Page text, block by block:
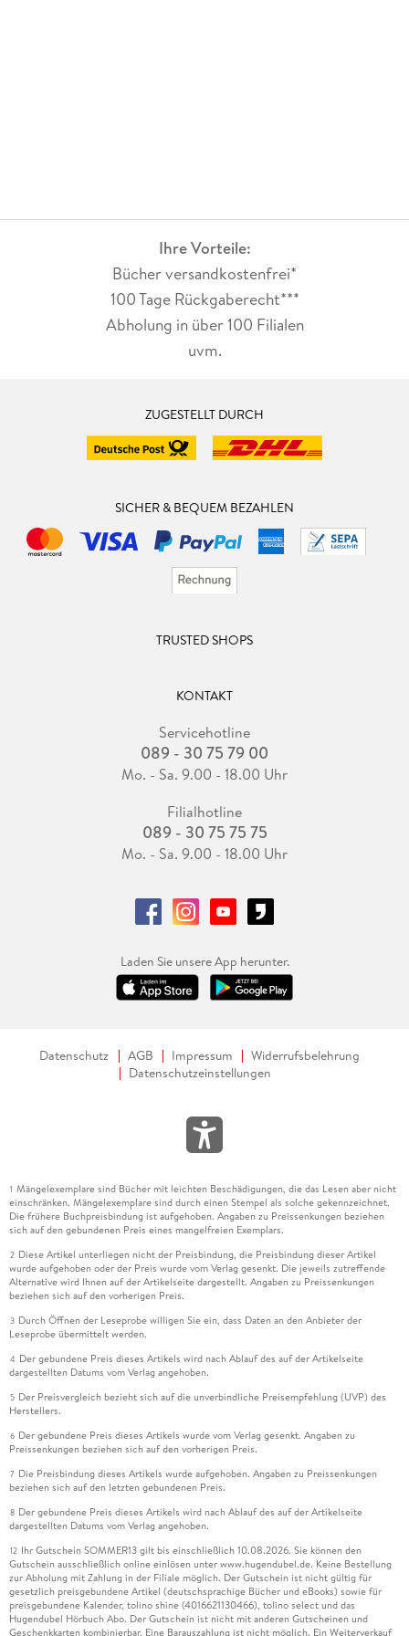
Ihre Vorteile:
Bücher versandkostenfrei*
100 Tage Rückgaberecht***
Abholung in über 100 Filialen
uvm.
ZUGESTELLT DURCH
SICHER & BEQUEM BEZAHLEN
TRUSTED SHOPS
KONTAKT
Servicehotline
089 - 30 75 79 00
Mo. - Sa. 9.00 - 18.00 Uhr
Filialhotline
089 - 30 75 75 75
Mo. - Sa. 9.00 - 18.00 Uhr
Laden Sie unsere App herunter.
Datenschutz AGB Impressum
Widerrufsbelehrung
Datenschutzeinstellungen
1 Mängelexemplare sind Bücher mit leichten Beschädigungen, die das Lesen aber nicht
einschränken. Mängelexemplare sind durch einen Stempel als solche gekennzeichnet.
Die frühere Buchpreisbindung ist aufgehoben. Angaben zu Preissenkungen beziehen
sich auf den gebundenen Preis eines mangelfreien Exemplars.
2 Diese Artikel unterliegen nicht der Preisbindung, die Preisbindung dieser Artikel
wurde aufgehoben oder der Preis wurde vom Verlag gesenkt. Die jeweils zutreffende
Alternative wird Ihnen auf der Artikelseite dargestellt. Angaben zu Preissenkungen
beziehen sich auf den vorherigen Preis.
3 Durch Öffnen der Leseprobe willigen Sie ein, dass Daten an den Anbieter der
Leseprobe übermittelt werden.
4 Der gebundene Preis dieses Artikels wird nach Ablauf des auf der Artikelseite
dargestellten Datums vom Verlag angehoben.
5 Der Preisvergleich bezieht sich auf die unverbindliche Preisempfehlung (UVP) des
Herstellers.
6 Der gebundene Preis dieses Artikels wurde vom Verlag gesenkt. Angaben zu
Preissenkungen beziehen sich auf den vorherigen Preis.
7 Die Preisbindung dieses Artikels wurde aufgehoben. Angaben zu Preissenkungen
beziehen sich auf den letzten gebundenen Preis.
8 Der gebundene Preis dieses Artikels wird nach Ablauf des auf der Artikelseite
dargestellten Datums vom Verlag angehoben.
12 Ihr Gutschein SOMMER13 gilt bis einschließlich 10.08.2026. Sie können den
Gutschein ausschließlich online einlösen unter www.hugendubel.de. Keine Bestellung
zur Abholung mit Zahlung in der Filiale möglich. Der Gutschein ist nicht gültig für
gesetzlich preisgebundene Artikel (deutschsprachige Bücher und eBooks) sowie für
preisgebundene Kalender, tolino shine (4016621130466), tolino select und das
Hugendubel Hörbuch Abo. Der Gutschein ist nicht mit anderen Gutscheinen und
Geschenkkarten kombinierbar. Eine Barauszahlung ist nicht möglich. Ein Weiterverkauf